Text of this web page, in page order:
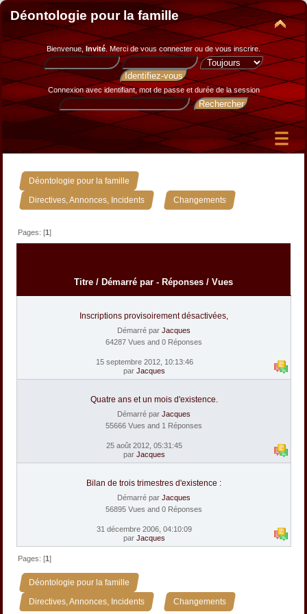
Déontologie pour la famille
Bienvenue, Invité. Merci devous connecter ou de vous inscrire.
Connexion avec identifiant, mot de passe et durée de la session
Déontologie pour la famille »
Directives, Annonces, Incidents » Changements
Pages: [1]
Titre / Démarré par - Réponses / Vues
Inscriptions provisoirement désactivées,
Démarré par Jacques
64287 Vues and 0 Réponses
15 septembre 2012, 10:13:46
par Jacques
Quatre ans et un mois d'existence.
Démarré par Jacques
55666 Vues and 1 Réponses
25 août 2012, 05:31:45
par Jacques
Bilan de trois trimestres d'existence :
Démarré par Jacques
56895 Vues and 0 Réponses
31 décembre 2006, 04:10:09
par Jacques
Pages: [1]
Déontologie pour la famille »
Directives, Annonces, Incidents » Changements